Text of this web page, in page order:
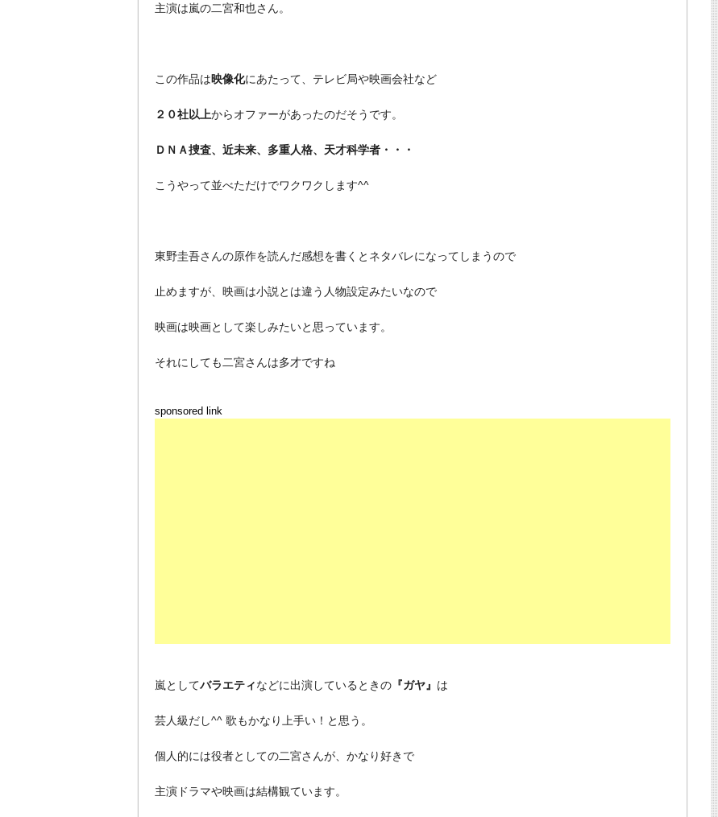
主演は嵐の二宮和也さん。
この作品は映像化にあたって、テレビ局や映画会社など
２０社以上からオファーがあったのだそうです。
ＤＮＡ捜査、近未来、多重人格、天才科学者・・・
こうやって並べただけでワクワクします^^
東野圭吾さんの原作を読んだ感想を書くとネタバレになってしまうので
止めますが、映画は小説とは違う人物設定みたいなので
映画は映画として楽しみたいと思っています。
それにしても二宮さんは多才ですね
sponsored link
嵐としてバラエティなどに出演しているときの『ガヤ』 は
芸人級だし^^ 歌もかなり上手い！と思う。
個人的には役者としての二宮さんが、かなり好きで
主演ドラマや映画は結構観ています。